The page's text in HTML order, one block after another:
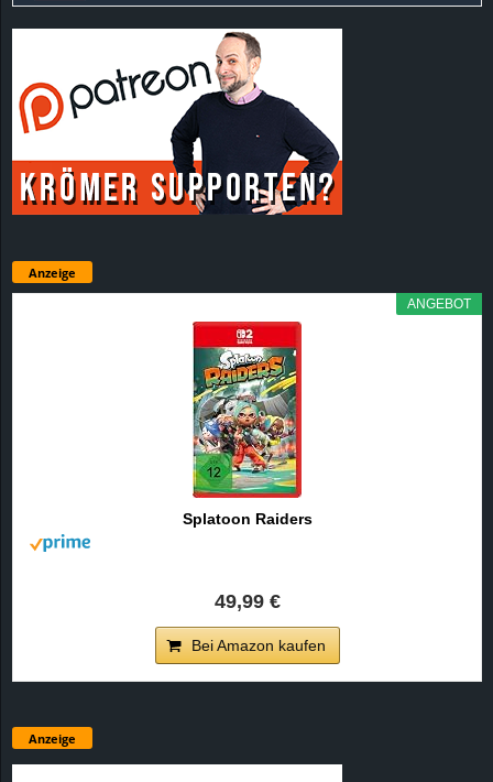
Anzeige
ANGEBOT
Splatoon Raiders
49,99 €
Bei Amazon kaufen
Anzeige